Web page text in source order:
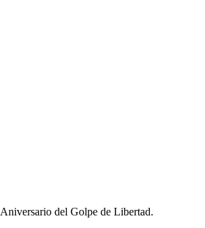
del Golpe de Libertad.